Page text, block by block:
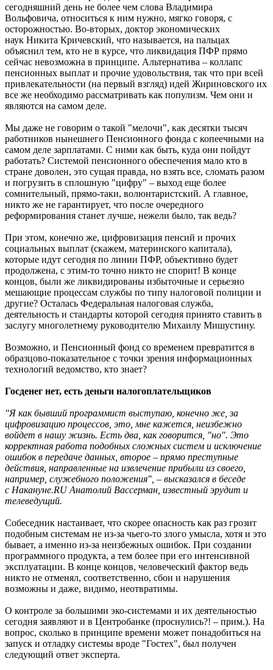
сегодняшний день не более чем слова Владимира
Вольфовича, относиться к ним нужно, мягко говоря, с
осторожностью. Во-вторых, доктор экономических
наук Никита Кричевский, что называется, на пальцах
объяснил тем, кто не в курсе, что ликвидация ПФР прямо
сейчас невозможна в принципе. Альтернатива – коллапс
пенсионных выплат и прочие удовольствия, так что при всей
привлекательности (на первый взгляд) идей Жириновского их
все же необходимо рассматривать как популизм. Чем они и
являются на самом деле.
Мы даже не говорим о такой "мелочи", как десятки тысяч
работников нынешнего Пенсионного фонда с копеечными на
самом деле зарплатами. С ними как быть, куда они пойдут
работать? Системой пенсионного обеспечения мало кто в
стране доволен, это сущая правда, но взять все, сломать разом
и погрузить в сплошную "цифру" – выход еще более
сомнительный, прямо-таки, волюнтаристский. А главное,
никто же не гарантирует, что после очередного
реформирования станет лучше, нежели было, так ведь?
При этом, конечно же, цифровизация пенсий и прочих
социальных выплат (скажем, материнского капитала),
которые идут сегодня по линии ПФР, объективно будет
продолжена, с этим-то точно никто не спорит! В конце
концов, были же ликвидированы избыточные и серьезно
мешающие процессам службы по типу налоговой полиции и
другие? Осталась Федеральная налоговая служба,
деятельность и стандарты которой сегодня принято ставить в
заслугу многолетнему руководителю Михаилу Мишустину.
Возможно, и Пенсионный фонд со временем превратится в
образцово-показательное с точки зрения информационных
технологий ведомство, кто знает?
Госденег нет, есть деньги налогоплательщиков
"Я как бывший программист выступаю, конечно же, за
цифровизацию процессов, это, мне кажется, неизбежно
войдет в нашу жизнь. Есть два, как говорится, "но". Это
корректная работа подобных сложных систем и исключение
ошибок в передаче данных, второе – прямо преступные
действия, направленные на извлечение прибыли из своего,
например, служебного положения", – высказался в беседе
с Накануне.RU Анатолий Вассерман, известный эрудит и
телеведущий.
Собеседник настаивает, что скорее опасность как раз грозит
подобным системам не из-за чьего-то злого умысла, хотя и это
бывает, а именно из-за неизбежных ошибок. При создании
программного продукта, а тем более при его интенсивной
эксплуатации. В конце концов, человеческий фактор ведь
никто не отменял, соответственно, сбои и нарушения
возможны и даже, видимо, неотвратимы.
О контроле за большими эко-системами и их деятельностью
сегодня заявляют и в Центробанке (проснулись?! – прим.). На
вопрос, сколько в принципе времени может понадобиться на
запуск и отладку системы вроде "Гостех", был получен
следующий ответ эксперта.